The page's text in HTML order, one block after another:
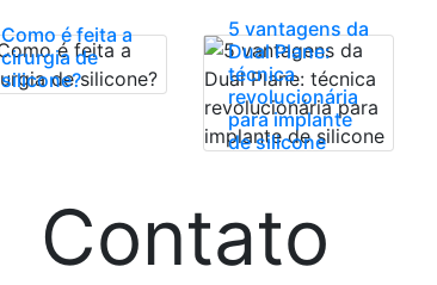
Como é feita a
cirurgia de
silicone?
5 vantagens da
Dual Plane:
técnica
revolucionária
para implante
de silicone
Contato